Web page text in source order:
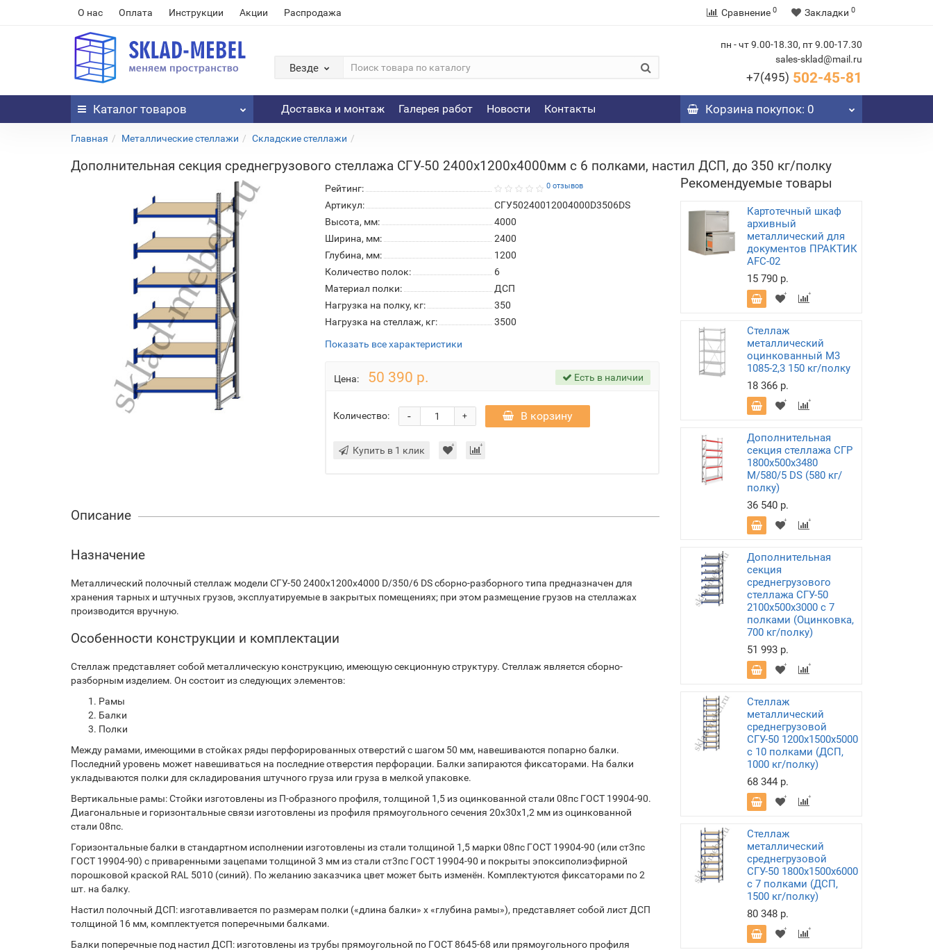
О нас Оплата Инструкции Акции Распродажа Сравнение 0 Закладки 0
Везде
пн - чт 9.00-18.30, пт 9.00-17.30
sales-sklad@mail.ru
+7(495) 502-45-81
Каталог товаров Доставка и монтаж Галерея работ Новости Контакты Корзинапокупок: 0
Главная Металлические стеллажи Складские стеллажи
Дополнительная секция среднегрузового стеллажа СГУ-50 2400х1200х4000мм с 6 полками, настил ДСП, до 350 кг/полку
Рейтинг: 0 отзывов
Артикул:
СГУ50240012004000D3506DS
Высота, мм:
4000
Ширина, мм:
2400
Глубина, мм:
1200
Количество полок:
6
Материал полки:
ДСП
Нагрузка на полку, кг:
350
Нагрузка на стеллаж, кг:
3500
Показать все характеристики
Цена: 50 390 р. Есть в наличии
Количество: +
- В корзину
Купить в 1 клик
Описание
Назначение
Металлический полочный стеллаж модели СГУ-50 2400х1200х4000 D/350/6 DS сборно-разборного типа предназначен для
хранения тарных и штучных грузов, эксплуатируемые в закрытых помещениях; при этом размещение грузов на стеллажах
производится вручную.
Особенности конструкции и комплектации
Стеллаж представляет собой металлическую конструкцию, имеющую секционную структуру. Стеллаж является сборно-
разборным изделием. Он состоит из следующих элементов:
Рамы
Балки
Полки
Между рамами, имеющими в стойках ряды перфорированных отверстий с шагом 50 мм, навешиваются попарно балки.
Последний уровень может навешиваться на последние отверстия перфорации. Балки запираются фиксаторами. На балки
укладываются полки для складирования штучного груза или груза в мелкой упаковке.
Вертикальные рамы: Стойки изготовлены из П-образного профиля, толщиной 1,5 из оцинкованной стали 08пс ГОСТ 19904-90.
Диагональные и горизонтальные связи изготовлены из профиля прямоугольного сечения 20х30х1,2 мм из оцинкованной
стали 08пс.
Горизонтальные балки в стандартном исполнении изготовлены из стали толщиной 1,5 марки 08пс ГОСТ 19904-90 (или ст3пс
ГОСТ 19904-90) с приваренными зацепами толщиной 3 мм из стали ст3пс ГОСТ 19904-90 и покрыты эпоксиполиэфирной
порошковой краской RAL 5010 (синий). По желанию заказчика цвет может быть изменён. Комплектуются фиксаторами по 2
шт. на балку.
Настил полочный ДСП: изготавливается по размерам полки («длина балки» х «глубина рамы»), представляет собой лист ДСП
толщиной 16 мм, комплектуется поперечными балками.
Балки поперечные под настил ДСП: изготовлены из трубы прямоугольной по ГОСТ 8645-68 или прямоугольного профиля
Рекомендуемые товары
Картотечный шкаф
архивный
металлический для
документов ПРАКТИК
AFC-02
15 790 р.
Стеллаж
металлический
оцинкованный М3
1085-2,3 150 кг/полку
18 366 р.
Дополнительная
секция стеллажа СГР
1800х500х3480
M/580/5 DS (580 кг/
полку)
36 540 р.
Дополнительная
секция
среднегрузового
стеллажа СГУ-50
2100х500х3000 с 7
полками (Оцинковка,
700 кг/полку)
51 993 р.
Стеллаж
металлический
среднегрузовой
СГУ-50 1200х1500х5000
с 10 полками (ДСП,
1000 кг/полку)
68 344 р.
Стеллаж
металлический
среднегрузовой
СГУ-50 1800х1500х6000
с 7 полками (ДСП,
1500 кг/полку)
80 348 р.